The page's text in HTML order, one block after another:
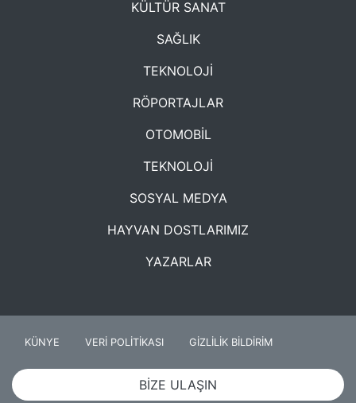
KÜLTÜR SANAT
SAĞLIK
TEKNOLOJİ
RÖPORTAJLAR
OTOMOBİL
TEKNOLOJİ
SOSYAL MEDYA
HAYVAN DOSTLARIMIZ
YAZARLAR
KÜNYE VERİ POLİTİKASI GİZLİLİK BİLDİRİM
BİZE ULAŞIN